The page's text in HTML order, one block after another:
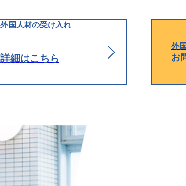
外国人材の受け入れ
詳細はこちら
外
お